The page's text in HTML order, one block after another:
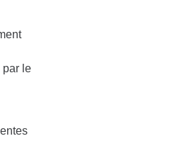
par le